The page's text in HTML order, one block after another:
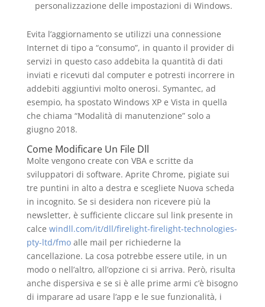
personalizzazione delle impostazioni di Windows.
Evita l’aggiornamento se utilizzi una connessione
Internet di tipo a “consumo”, in quanto il provider di
servizi in questo caso addebita la quantità di dati
inviati e ricevuti dal computer e potresti incorrere in
addebiti aggiuntivi molto onerosi. Symantec, ad
esempio, ha spostato Windows XP e Vista in quella
che chiama “Modalità di manutenzione” solo a
giugno 2018.
Come Modificare Un File Dll
Molte vengono create con VBA e scritte da
sviluppatori di software. Aprite Chrome, pigiate sui
tre puntini in alto a destra e scegliete Nuova scheda
in incognito. Se si desidera non ricevere più la
newsletter, è sufficiente cliccare sul link presente in
calce windll.com/it/dll/firelight-firelight-technologies-
pty-ltd/fmoalle mail per richiederne la
cancellazione. La cosa potrebbe essere utile, in un
modo o nell’altro, all’opzione ci si arriva. Però, risulta
anche dispersiva e se si è alle prime armi c’è bisogno
di imparare ad usare l’app e le sue funzionalità, i